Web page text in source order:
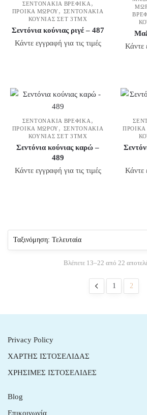
ΣΕΝΤΟΝΆΚΙΑ ΒΡΕΦΙΚΆ ,
ΠΡΟΊΚΑ ΜΩΡΟΎ, ΣΕΝΤΟΝΆΚΙΑ
ΚΟΎΝΙΑΣ ΣΕΤ 3ΤΜΧ
Σεντόνια κούνιας ριγέ – 487
Κάντε εγγραφή για τις τιμές
Κάντε
ΣΕΝΤΟΝΆΚΙΑ ΒΡΕΦΙΚΆ ,
ΠΡΟΊΚΑ ΜΩΡΟΎ, ΣΕΝΤΟΝΆΚΙΑ
ΚΟΎΝΙΑΣ ΣΕΤ 3ΤΜΧ
Σεντόνια κούνιας καρώ –
489
Κάντε εγγραφή για τις τιμές
Κάντε
Βλέπετε 13–22 από 22
1 2
Privacy Policy
ΧΑΡΤΗΣ ΙΣΤΟΣΕΛΙΔΑΣ
ΧΡΗΣΙΜΕΣ ΙΣΤΟΣΕΛΙΔΕΣ
Blog
Επικοινωνία